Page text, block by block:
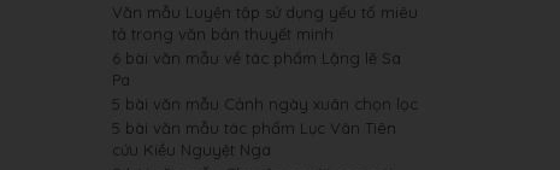
Văn mẫu Luyện tập sử dụng yếu tố miêu
tả trong văn bản thuyết minh
6 bài văn mẫu về tác phẩm Lặng lẽ Sa
Pa
5 bài văn mẫu Cảnh ngày xuân chọn lọc
5 bài văn mẫu tác phẩm Lục Vân Tiên
cứu Kiều Nguyệt Nga